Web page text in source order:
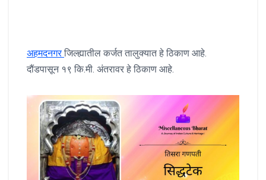
अहमदनगरजिल्ह्यातील कर्जत तालुक्यात हे ठिकाण आहे.
दौंडपासून १९ कि.मी. अंतरावर हे ठिकाण आहे.